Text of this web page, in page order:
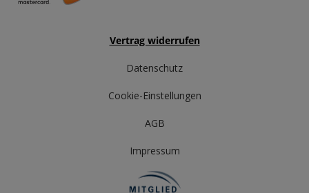
Vertrag widerrufen
Datenschutz
Cookie-Einstellungen
AGB
Impressum